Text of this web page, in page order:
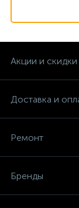
Акции и скидки
Доставка и
Ремонт
Бренды